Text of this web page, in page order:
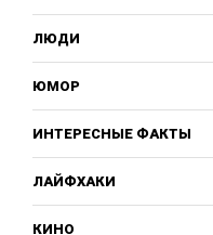
ЛЮДИ
ЮМОР
ИНТЕРЕСНЫЕ ФАКТЫ
ЛАЙФХАКИ
КИНО